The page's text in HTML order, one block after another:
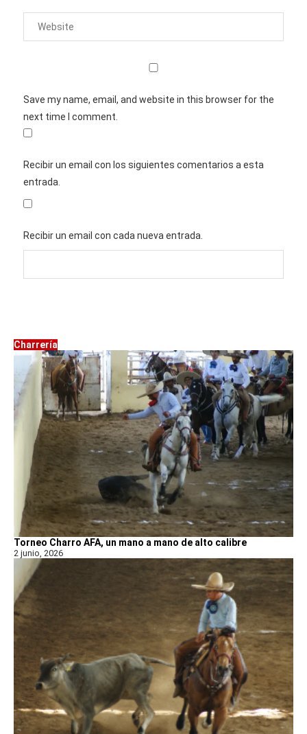
Save my name, email, and website in this browser for the
next time I comment.
Recibir un email con los siguientes comentarios a esta
entrada.
Recibir un email con cada nueva entrada.
Charrería
Torneo Charro AFA, un mano a mano de alto calibre
2 junio, 2026